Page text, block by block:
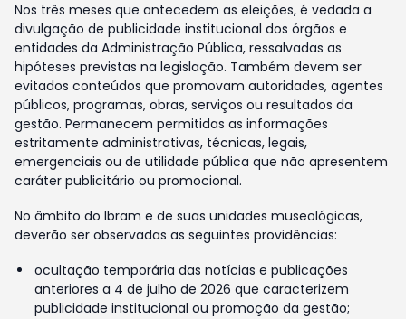
Nos três meses que antecedem as eleições, é vedada a
divulgação de publicidade institucional dos órgãos e
entidades da Administração Pública, ressalvadas as
hipóteses previstas na legislação. Também devem ser
evitados conteúdos que promovam autoridades, agentes
públicos, programas, obras, serviços ou resultados da
gestão. Permanecem permitidas as informações
estritamente administrativas, técnicas, legais,
emergenciais ou de utilidade pública que não apresentem
caráter publicitário ou promocional.
No âmbito do Ibram e de suas unidades museológicas,
deverão ser observadas as seguintes providências:
ocultação temporária das notícias e publicações
anteriores a 4 de julho de 2026 que caracterizem
publicidade institucional ou promoção da gestão;